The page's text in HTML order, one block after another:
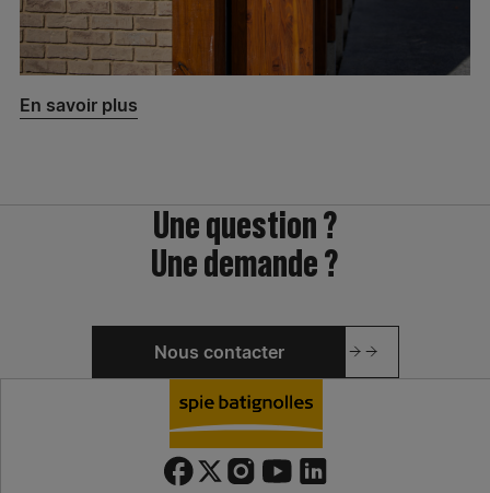
En savoir plus
Une question ?
Une demande ?
Nous contacter